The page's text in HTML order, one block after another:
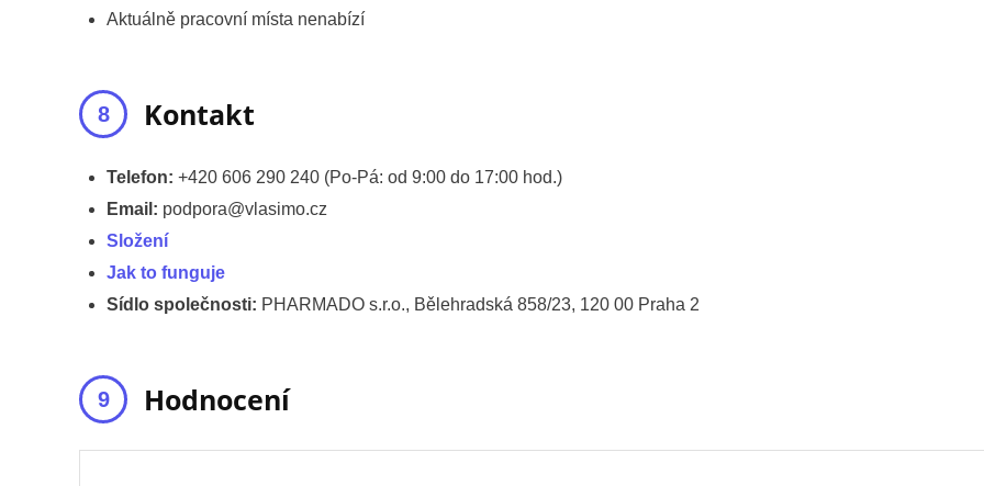
Aktuálně pracovní místa nenabízí
Kontakt
Telefon: +420 606 290 240 (Po-Pá: od 9:00 do 17:00 hod.)
Email: podpora@vlasimo.cz
Složení
Jak to funguje
Sídlo společnosti: PHARMADO s.r.o., Bělehradská 858/23, 120 00 Praha 2
Hodnocení